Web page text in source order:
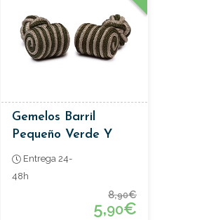
Gemelos Barril
Pequeño Verde Y
Beige
Entrega 24-
48h
8,90€
5,90€